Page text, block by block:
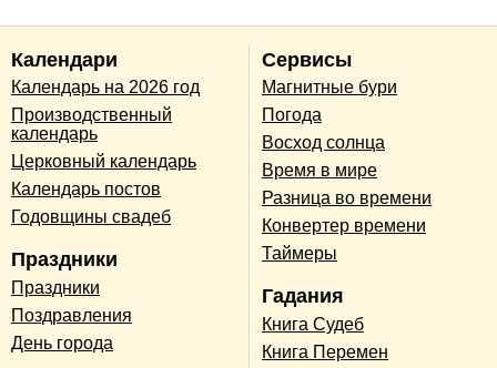
Календари
Календарь на 2026 год
Производственный
календарь
Церковный календарь
Календарь постов
Годовщины свадеб
Праздники
Праздники
Поздравления
День города
Сервисы
Магнитные бури
Погода
Восход солнца
Время в мире
Разница во времени
Конвертер времени
Таймеры
Гадания
Книга Судеб
Книга Перемен